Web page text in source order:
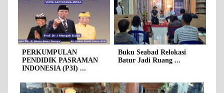
PERKUMPULAN
PENDIDIK PASRAMAN
INDONESIA (P3I) ...
Buku Seabad Relokasi
Batur Jadi Ruang ...